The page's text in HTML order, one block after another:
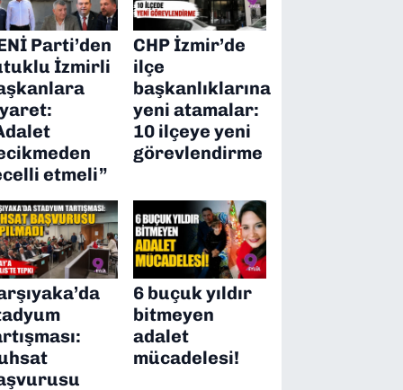
Parti’den
İzmirli
etmeli”
CHP İzmir’de
ilçe
başkanlıklarına
yeni atamalar:
10 ilçeye yeni
görevlendirme
6 buçuk yıldır
bitmeyen
adalet
mücadelesi!